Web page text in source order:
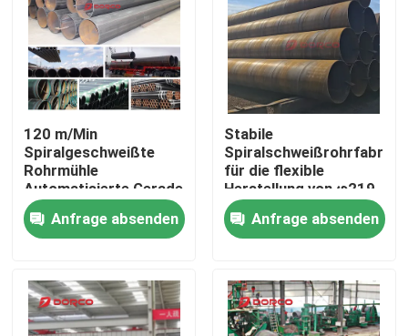
Startseite
Videos
120 m/Min
Spiralgeschweißte
Rohrmühle
Automatisierte Gerade
Nähte geschweißte
Rohrmühle
Anfrage absenden
Stabile
Spiralschweißrohrfabrik
für die flexible
Herstellung von φ219-
φ1020 Stahlrohren
Anfrage absenden